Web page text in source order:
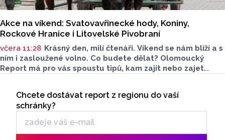
Akce na víkend: Svatovavřinecké hody, Koniny,
Rockové Hranice i Litovelské Pivobraní
včera 11:28 Krásný den, milí čtenáři. Víkend se nám blíží a s
ním i zasloužené volno. Co budete dělat? Olomoucký
Report má pro vás spoustu tipů, kam zajít nebo zajet.
Odběr newsletteru
Chcete dostávat report z regionu do vaší
schránky?